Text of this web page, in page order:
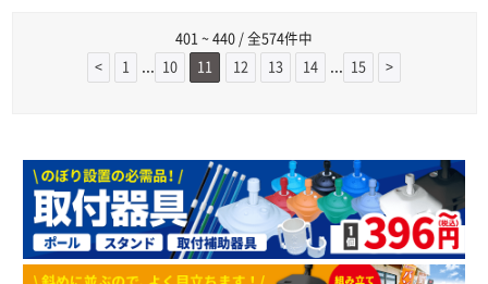
401 ~ 440 / 全574件中
<
1 ... 10 11 12 13 14 ... 15 >